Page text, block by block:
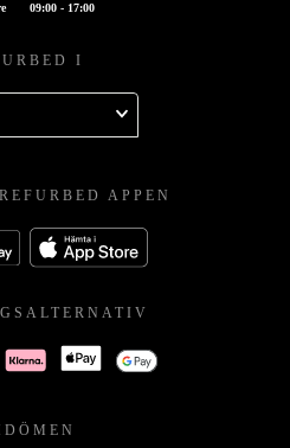
09:00 - 17:00
I
APPEN